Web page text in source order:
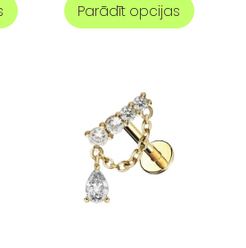
Parādīt opcijas